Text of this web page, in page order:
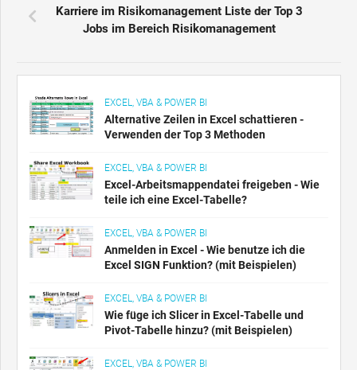
Karriere im Risikomanagement Liste der Top 3
Jobs im Bereich Risikomanagement
EXCEL, VBA & POWER BI
Alternative Zeilen in Excel schattieren -
Verwenden der Top 3 Methoden
EXCEL, VBA & POWER BI
Excel-Arbeitsmappendatei freigeben - Wie
teile ich eine Excel-Tabelle?
EXCEL, VBA & POWER BI
Anmelden in Excel - Wie benutze ich die
Excel SIGN Funktion? (mit Beispielen)
EXCEL, VBA & POWER BI
Wie füge ich Slicer in Excel-Tabelle und
Pivot-Tabelle hinzu? (mit Beispielen)
EXCEL, VBA & POWER BI